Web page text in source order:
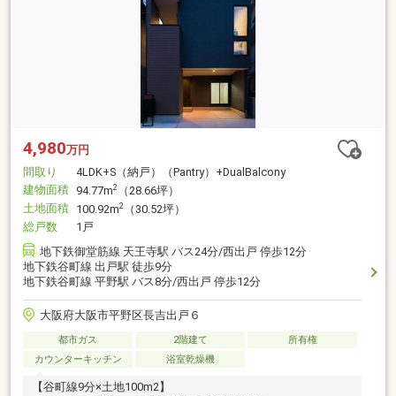
4,980万円
間取り
4LDK+S（納戸）（Pantry）+DualBalcony
建物面積 94.77m2
（28.66坪）
土地面積 100.92m2
（30.52坪）
総戸数
1戸
地下鉄御堂筋線 天王寺駅 バス24分/西出戸 停歩12分
地下鉄谷町線 出戸駅 徒歩9分
地下鉄谷町線 平野駅 バス8分/西出戸 停歩12分
大阪府大阪市平野区長吉出戸６
都市ガス 2階建て
所有権
カウンターキッチン
浴室乾燥機
【谷町線9分×土地100m2】